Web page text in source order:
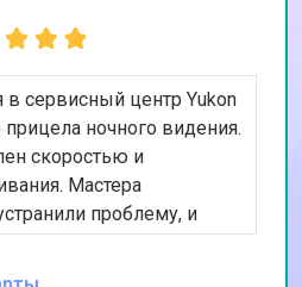
в сервисный центр Yukon
ночного видения.
скоростью и
Мастера
проблему, и
как новый. Особенно
гарантию на ремонт.